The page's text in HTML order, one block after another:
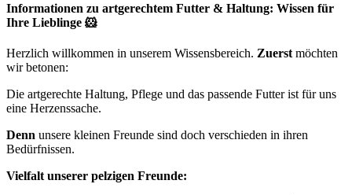
Informationen zu artgerechtem Futter & Haltung: Wissen für
Ihre Lieblinge 🐹
Herzlich willkommen in unserem Wissensbereich. Zuerst möchten
wir betonen:
Die artgerechte Haltung, Pflege und das passende Futter ist für uns
eine Herzenssache.
Denn unsere kleinen Freunde sind doch verschieden in ihren
Bedürfnissen.
Vielfalt unserer pelzigen Freunde: